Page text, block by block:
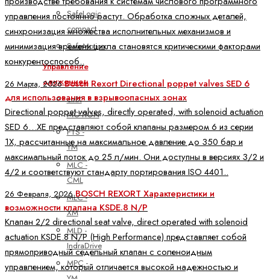
SafeLogic
compact
SafeMotion
Управление
движением
ctrlX
MOTION
FTS -
YM
MLC -
CML
MLC -
XM
MLD -
IndraDrive
MPC -
управления постоянно растут. Обработка сложных деталей,
синхронизация множества исполнительных механизмов и
минимизация времени цикла становятся критическими факторами
конкурентоспособ..
26 Марта, 2026Bosch Rexort Directional poppet valves SED 6
для использования в взрывоопасных зонах
Directional poppet valves, directly operated, with solenoid actuation
SED 6…XE представляют собой клапаны размером 6 из серии
1X, рассчитанные на максимальное давление до 350 бар и
максимальный поток до 25 л/мин. Они доступны в версиях 3/2 и
4/2 и соответствуют стандарту портирования ISO 4401..
26 Февраля, 2026BOSCH REXORT Характеристики и
возможности клапана KSDE.8 N/P
Клапан 2/2 directional seat valve, direct operated with solenoid
actuation KSDE.8 N/P (High Performance) представляет собой
прямоприводный седельный клапан с соленоидным
управлением, который отличается высокой надежностью и